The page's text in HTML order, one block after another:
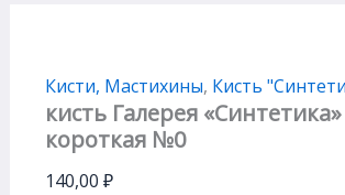
Кисти, Мастихины, Кисть
кисть Галерея
короткая №0
140,00 ₽